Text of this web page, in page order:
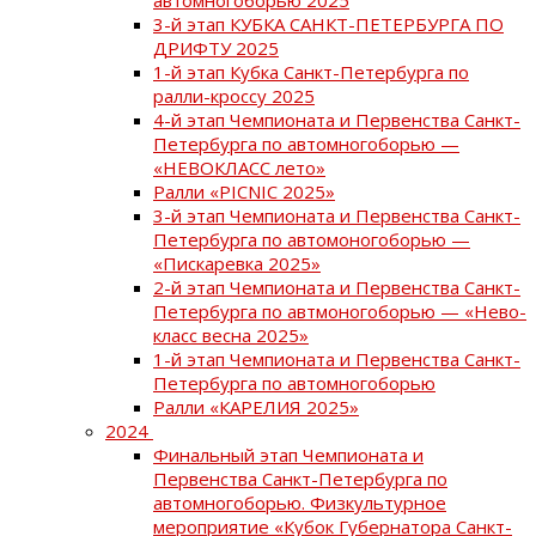
3-й этап КУБКА САНКТ-ПЕТЕРБУРГА ПО
ДРИФТУ 2025
1-й этап Кубка Санкт-Петербурга по
ралли-кроссу 2025
4-й этап Чемпионата и Первенства Санкт-
Петербурга по автомногоборью —
«НЕВОКЛАСС лето»
Ралли «PICNIC 2025»
3-й этап Чемпионата и Первенства Санкт-
Петербурга по автомоногоборью —
«Пискаревка 2025»
2-й этап Чемпионата и Первенства Санкт-
Петербурга по автмоногоборью — «Нево-
класс весна 2025»
1-й этап Чемпионата и Первенства Санкт-
Петербурга по автомногоборью
Ралли «КАРЕЛИЯ 2025»
2024
Финальный этап Чемпионата и
Первенства Санкт-Петербурга по
автомногоборью. Физкультурное
мероприятие «Кубок Губернатора Санкт-